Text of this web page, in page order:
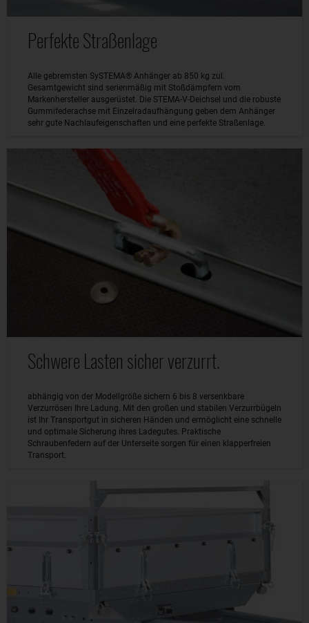
Perfekte Straßenlage
Alle gebremsten SySTEMA® Anhänger ab 850 kg zul.
Gesamtgewicht sind serienmäßig mit Stoßdämpfern vom
Markenhersteller ausgerüstet. Die STEMA-V-Deichsel und die robuste
Gummifederachse mit Einzelradaufhängung geben dem Anhänger
sehr gute Nachlaufeigenschaften und eine perfekte Straßenlage.
Schwere Lasten sicher verzurrt.
abhängig von der Modellgröße sichern 6 bis 8 versenkbare
Verzurrösen Ihre Ladung. Mit den großen und stabilen Verzurrbügeln
ist Ihr Transportgut in sicheren Händen und ermöglicht eine schnelle
und optimale Sicherung ihres Ladegutes. Praktische
Schraubenfedern auf der Unterseite sorgen für einen klapperfreien
Transport.